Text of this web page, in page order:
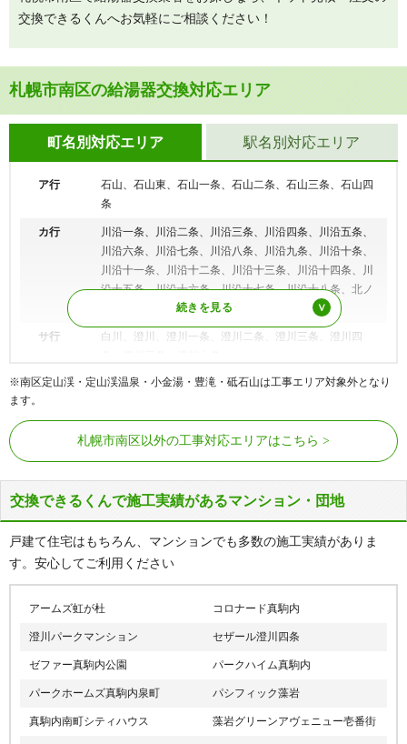
交換できるくんへお気軽にご相談ください！
札幌市南区の給湯器交換対応エリア
町名別対応エリア
ア行
石山、石山東、石山一条、石山二条、石山三条、石山四
条
カ行
川沿一条、川沿二条、川沿三条、川沿四条、川沿五条、
川沿六条、川沿七条、川沿八条、川沿九条、川沿十条、
川沿十一条、川沿十二条、川沿十三条、川沿十四条、川
沿十五条、川沿十六条、川沿十七条、川沿十八条、北ノ
サ行
白川、澄川、澄川一条、澄川二条、澄川三条、澄川四
タ行
滝野、常盤、常盤一条、常盤二条、常盤三条、常盤四
ハ行
藤野、藤野一条、藤野二条、藤野三条、藤野四条、藤野
五条、藤野六条
マ行
真駒内、真駒内曙町、真駒内泉町、真駒内柏丘、真駒内
上町、真駒内幸町、真駒内東町、真駒内本町、真駒内緑
町、真駒内南町、真駒内公園、簾舞一条、簾舞二条、簾
舞三条、簾舞四条、簾舞五条、簾舞六条、簾舞、南沢、
南沢一条、南沢二条、南沢三条、南沢四条、南沢五条、
南沢六条、南三十条西、南三十一条西、南三十二条西、
条西、南三十七条西、南三十八条西、南三十九条西、藻
岩下、藻岩山
駅名別対応エリア
札幌市営地下鉄南北線 澄川駅、自衛隊前駅、真駒内駅
※南区定山渓・定山渓温泉・小金湯・豊滝・砥石山は工事エリア対象外となり
ます。
札幌市南区以外の工事対応エリアはこちら
交換できるくんで施工実績があるマンション・団地
戸建て住宅はもちろん、マンションでも多数の施工実績がありま
す。安心してご利用ください
アームズ虹が杜 コロナード真駒内
澄川パークマンション セザール澄川四条
ゼファー真駒内公園 パークハイム真駒内
パークホームズ真駒内泉町 パシフィック藻岩
真駒内南町シティハウス 藻岩グリーンアヴェニュー壱番街